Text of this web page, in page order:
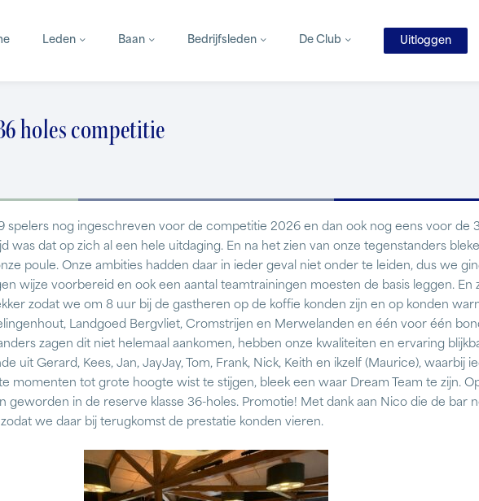
Leden Baan Bedrijfsleden De Club Uitloggen
holes competitie
spelers nog ingeschreven voor de competitie 2026 en dan ook nog eens voor de
was dat op zich al een hele uitdaging. En na het zien van onze tegenstanders
poule. Onze ambities hadden daar in ieder geval niet onder te leiden, dus we
wijze voorbereid en ook een aantal teamtrainingen moesten de basis leggen. En
zodat we om 8 uur bij de gastheren op de koffie konden zijn en op konden
Landgoed Bergvliet, Cromstrijen en Merwelanden en één voor één
zagen dit niet helemaal aankomen, hebben onze kwaliteiten en ervaring
uit Gerard, Kees, Jan, JayJay, Tom, Frank, Nick, Keith en ikzelf (Maurice), waarbij
momenten tot grote hoogte wist te stijgen, bleek een waar Dream Team te zijn.
geworden in de reserve klasse 36-holes. Promotie! Met dank aan Nico die de bar
we daar bij terugkomst de prestatie konden vieren.